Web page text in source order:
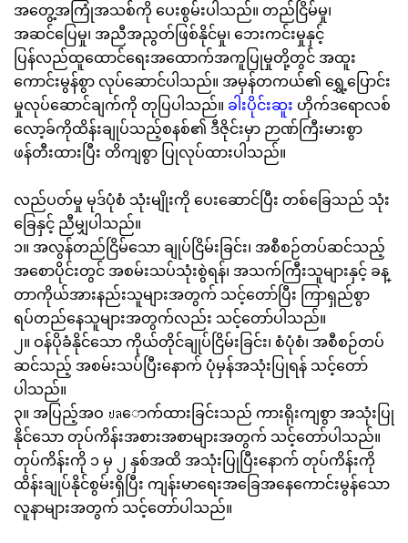
အတွေ့အကြုံအသစ်ကို ပေးစွမ်းပါသည်။ တည်ငြိမ်မှု၊
အဆင်ပြေမှု၊ အညီအညွတ်ဖြစ်နိုင်မှု၊ ဘေးကင်းမှုနှင့်
ပြန်လည်ထူထောင်ရေးအထောက်အကူပြုမှုတို့တွင် အထူး
ကောင်းမွန်စွာ လုပ်ဆောင်ပါသည်။ အမှန်တကယ်၏ ရွှေ့ပြောင်း
မှုလုပ်ဆောင်ချက်ကို တုပြပါသည်။ ခါးပိုင်းဆူး ဟိုက်ဒရောလစ်
လော့ခ်ကိုထိန်းချုပ်သည့်စနစ်၏ ဒီဇိုင်းမှာ ဉာဏ်ကြီးမားစွာ
ဖန်တီးထားပြီး တိကျစွာ ပြုလုပ်ထားပါသည်။
လည်ပတ်မှု မုဒ်ပုံစံ သုံးမျိုးကို ပေးဆောင်ပြီး တစ်ခြေသည် သုံး
ခြေနှင့် ညီမျှပါသည်။
၁။ အလွန်တည်ငြိမ်သော ချုပ်ငြိမ်းခြင်း၊ အစီစဉ်တပ်ဆင်သည့်
အစောပိုင်းတွင် အစမ်းသပ်သုံးစွဲရန်၊ အသက်ကြီးသူများနှင့် ခန္
တာကိုယ်အားနည်းသူများအတွက် သင့်တော်ပြီး ကြာရှည်စွာ
ရပ်တည်နေသူများအတွက်လည်း သင့်တော်ပါသည်။
၂။ ဝန်ပိုခံနိုင်သော ကိုယ်တိုင်ချုပ်ငြိမ်းခြင်း၊ စံပုံစံ၊ အစီစဉ်တပ်
ဆင်သည့် အစမ်းသပ်ပြီးနောက် ပုံမှန်အသုံးပြုရန် သင့်တော်
ပါသည်။
၃။ အပြည့်အဝ ปลောက်ထားခြင်းသည် ကားရိုးကျစွာ အသုံးပြု
နိုင်သော တုပ်ကိန်းအစားအစာများအတွက် သင့်တော်ပါသည်။
တုပ်ကိန်းကို ၁ မှ ၂ နှစ်အထိ အသုံးပြုပြီးနောက် တုပ်ကိန်းကို
ထိန်းချုပ်နိုင်စွမ်းရှိပြီး ကျန်းမာရေးအခြေအနေကောင်းမွန်သော
လူနာများအတွက် သင့်တော်ပါသည်။